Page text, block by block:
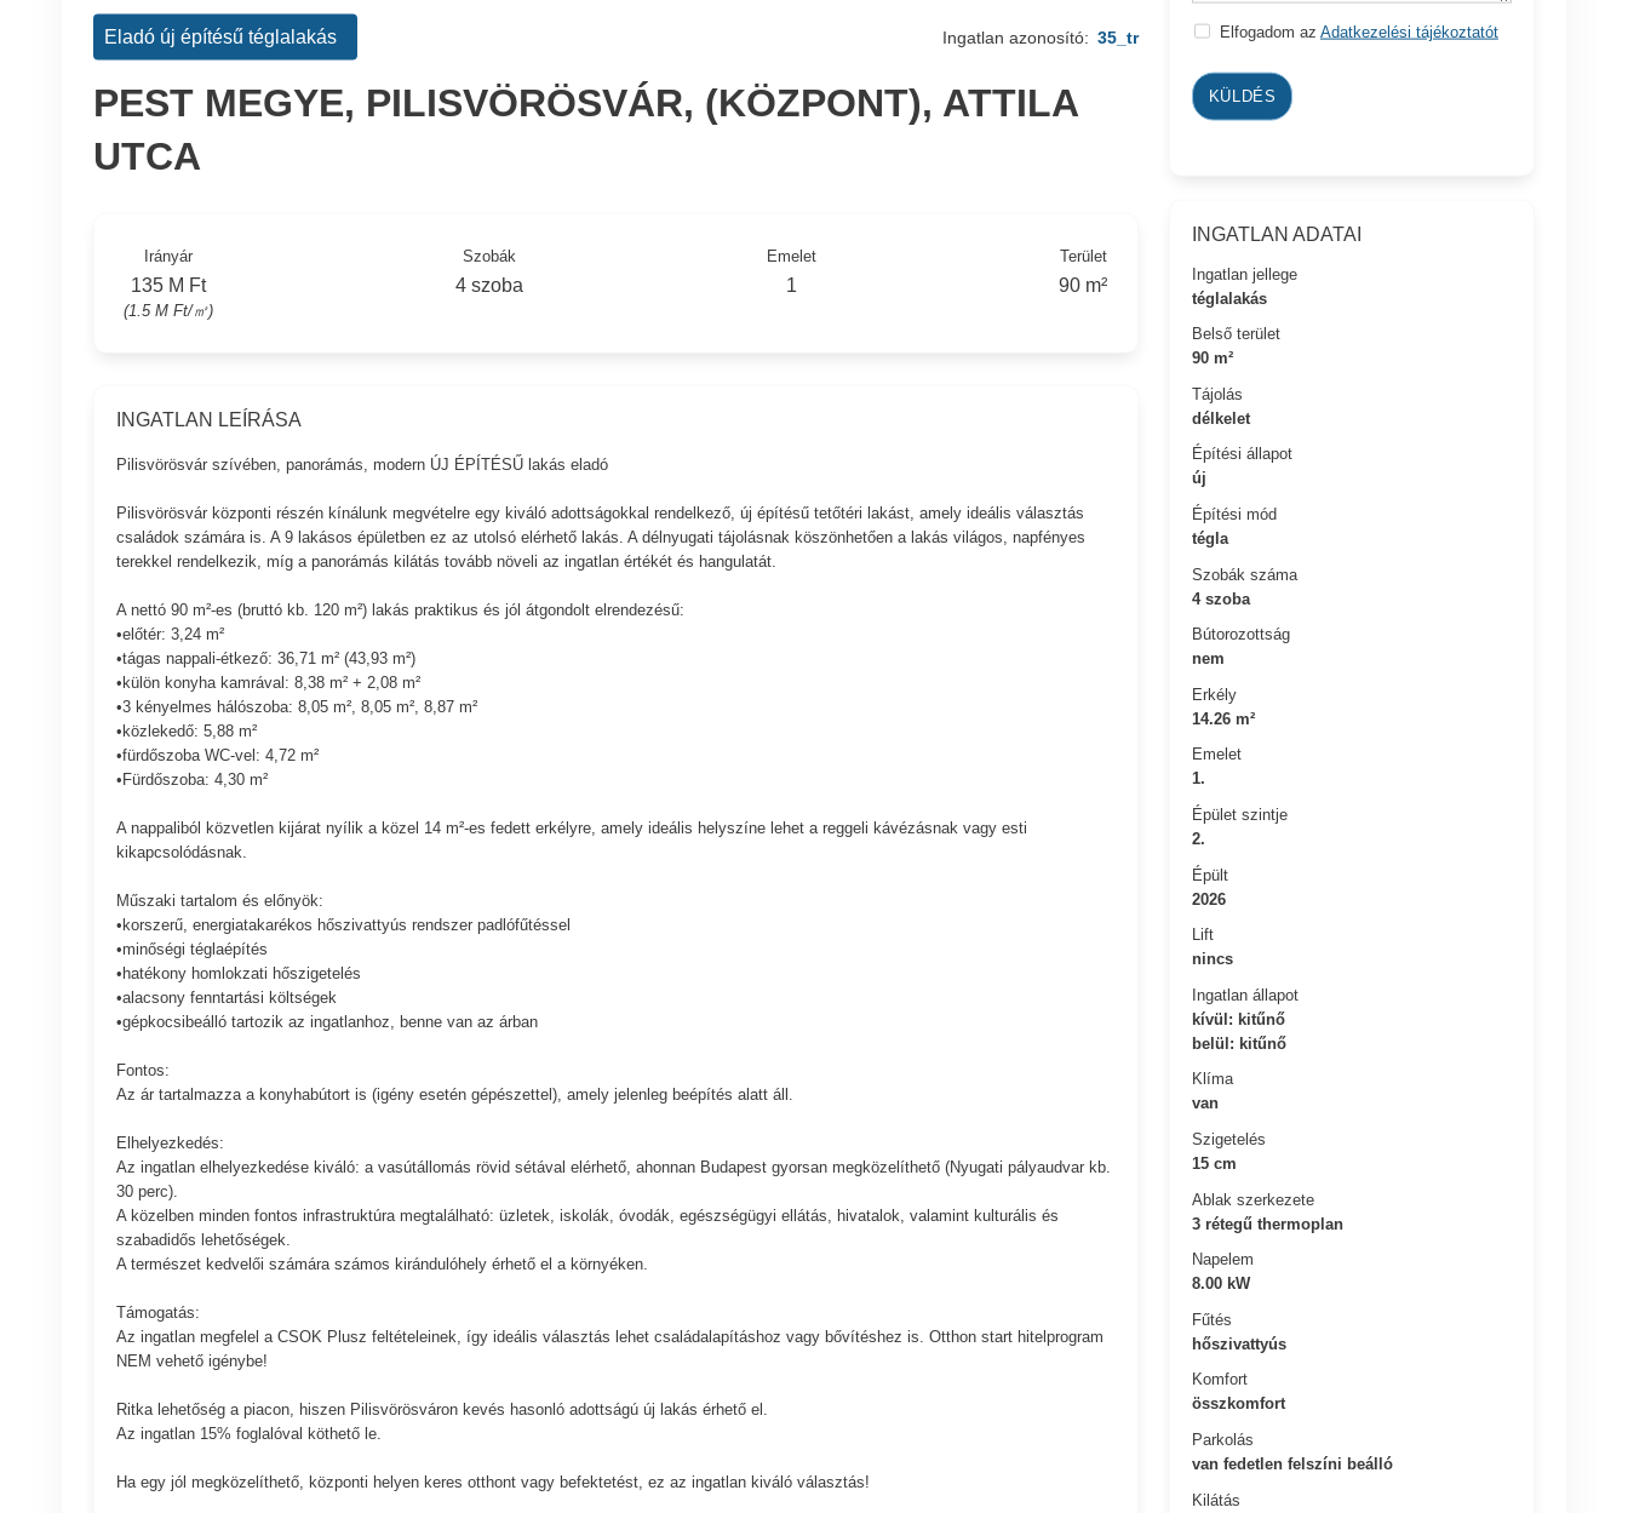
Elfogadom az Adatkezelési tájékoztatót
KÜLDÉS
INGATLAN ADATAI
Ingatlan jellege
téglalakás
Belső terület
90 m²
Tájolás
délkelet
Építési állapot
új
Építési mód
tégla
Szobák száma
4 szoba
Bútorozottság
nem
Erkély
14.26 m²
Emelet
1.
Épület szintje
2.
Épült
2026
Lift
nincs
Ingatlan állapot
kívül: kitűnő
belül: kitűnő
Klíma
van
Szigetelés
15 cm
Ablak szerkezete
3 rétegű thermoplan
Napelem
8.00 kW
Fűtés
hőszivattyús
Komfort
összkomfort
Parkolás
van fedetlen felszíni beálló
Kilátás
Eladó új építésű téglalakás Ingatlan azonosító: 35_tr
PEST MEGYE, PILISVÖRÖSVÁR, (KÖZPONT), ATTILA
UTCA
Irányár
135 M Ft
(1.5 M Ft/㎡)
Szobák
4 szoba
Emelet
1
Terület
90 m²
INGATLAN LEÍRÁSA
Pilisvörösvár szívében, panorámás, modern ÚJ ÉPÍTÉSŰ lakás eladó
Pilisvörösvár központi részén kínálunk megvételre egy kiváló adottságokkal rendelkező, új építésű tetőtéri lakást, amely ideális választás
családok számára is. A 9 lakásos épületben ez az utolsó elérhető lakás. A délnyugati tájolásnak köszönhetően a lakás világos, napfényes
terekkel rendelkezik, míg a panorámás kilátás tovább növeli az ingatlan értékét és hangulatát.
A nettó 90 m²-es (bruttó kb. 120 m²) lakás praktikus és jól átgondolt elrendezésű:
•előtér: 3,24 m²
•tágas nappali-étkező: 36,71 m² (43,93 m²)
•külön konyha kamrával: 8,38 m² + 2,08 m²
•3 kényelmes hálószoba: 8,05 m², 8,05 m², 8,87 m²
•közlekedő: 5,88 m²
•fürdőszoba WC-vel: 4,72 m²
•Fürdőszoba: 4,30 m²
A nappaliból közvetlen kijárat nyílik a közel 14 m²-es fedett erkélyre, amely ideális helyszíne lehet a reggeli kávézásnak vagy esti
kikapcsolódásnak.
Műszaki tartalom és előnyök:
•korszerű, energiatakarékos hőszivattyús rendszer padlófűtéssel
•minőségi téglaépítés
•hatékony homlokzati hőszigetelés
•alacsony fenntartási költségek
•gépkocsibeálló tartozik az ingatlanhoz, benne van az árban
Fontos:
Az ár tartalmazza a konyhabútort is (igény esetén gépészettel), amely jelenleg beépítés alatt áll.
Elhelyezkedés:
Az ingatlan elhelyezkedése kiváló: a vasútállomás rövid sétával elérhető, ahonnan Budapest gyorsan megközelíthető (Nyugati pályaudvar kb.
30 perc).
A közelben minden fontos infrastruktúra megtalálható: üzletek, iskolák, óvodák, egészségügyi ellátás, hivatalok, valamint kulturális és
szabadidős lehetőségek.
A természet kedvelői számára számos kirándulóhely érhető el a környéken.
Támogatás:
Az ingatlan megfelel a CSOK Plusz feltételeinek, így ideális választás lehet családalapításhoz vagy bővítéshez is. Otthon start hitelprogram
NEM vehető igénybe!
Ritka lehetőség a piacon, hiszen Pilisvörösváron kevés hasonló adottságú új lakás érhető el.
Az ingatlan 15% foglalóval köthető le.
Ha egy jól megközelíthető, központi helyen keres otthont vagy befektetést, ez az ingatlan kiváló választás!